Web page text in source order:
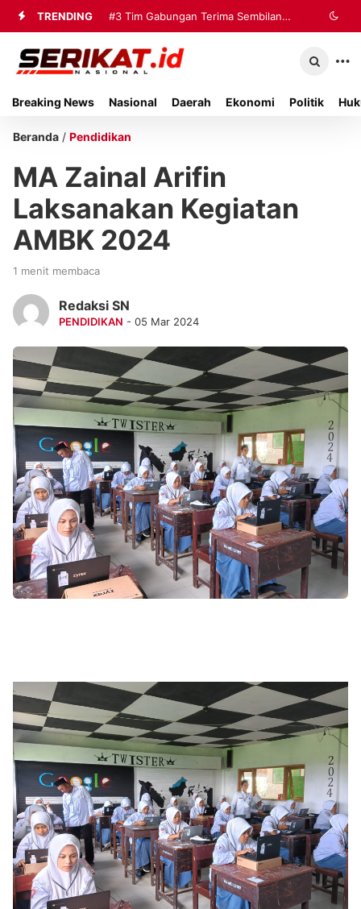
TRENDING #3 Tim Gabungan Terima Sembilan
Korban Evakuasi KM Mutiara Sentosa
Breaking News Nasional Daerah Ekonomi Politik
Beranda / Pendidikan
MA Zainal Arifin
Laksanakan Kegiatan
AMBK 2024
1 menit membaca
Redaksi SN
PENDIDIKAN - 05 Mar 2024